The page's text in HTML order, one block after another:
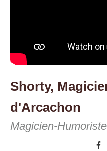
Shorty,
d'Arcachon
Magicien-Humoriste